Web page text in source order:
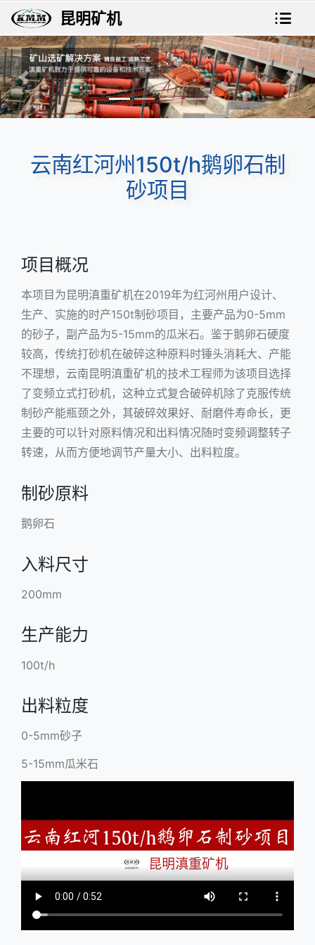
昆明矿机
上一张 下
云南红河州150t/h鹅卵石制
砂项目
项目概况
本项目为昆明滇重矿机在2019年为红河州用户设计、
生产、实施的时产150t制砂项目，主要产品为0-5mm
的砂子，副产品为5-15mm的瓜米石。鉴于鹅卵石硬度
较高，传统打砂机在破碎这种原料时锤头消耗大、产能
不理想，云南昆明滇重矿机的技术工程师为该项目选择
了变频立式打砂机，这种立式复合破碎机除了克服传统
制砂产能瓶颈之外，其破碎效果好、耐磨件寿命长，更
主要的可以针对原料情况和出料情况随时变频调整转子
转速，从而方便地调节产量大小、出料粒度。
制砂原料
鹅卵石
入料尺寸
200mm
生产能力
100t/h
出料粒度
0-5mm砂子
5-15mm瓜米石